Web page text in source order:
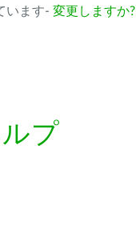
います- 変更しますか?
プ